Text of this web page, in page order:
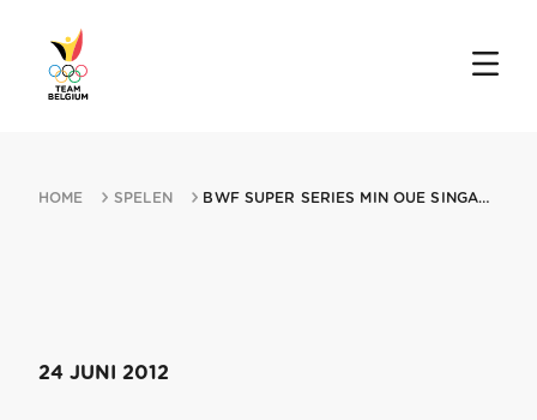
HOME SPELEN BWF SUPER SERIES MIN OUE SINGAPORE OPEN 24062012 SINGAPORE
24 JUNI 2012